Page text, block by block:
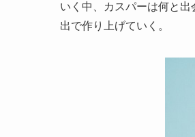
いく中、カスパーは何と
出で作り上げていく。